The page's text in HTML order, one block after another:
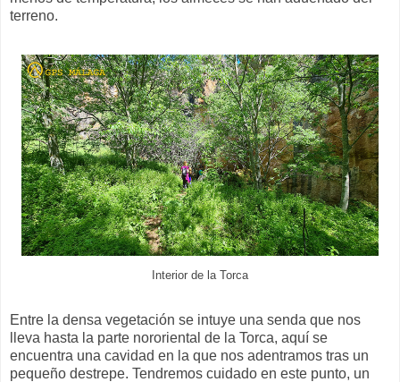
terreno.
Interior de la Torca
Entre la densa vegetación se intuye una senda que nos
lleva hasta la parte nororiental de la Torca, aquí se
encuentra una cavidad en la que nos adentramos tras un
pequeño destrepe. Tendremos cuidado en este punto, un